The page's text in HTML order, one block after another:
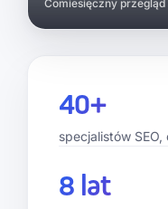
Comiesięczny
40+
specjalistów
8 lat